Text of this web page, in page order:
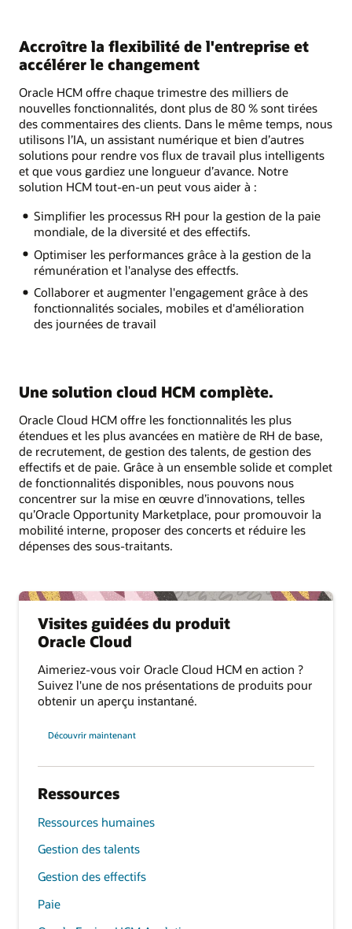
Accroître la flexibilité de l'entreprise et
accélérer le changement
Oracle HCM offre chaque trimestre des milliers de
nouvelles fonctionnalités, dont plus de 80 % sont tirées
des commentaires des clients. Dans le même temps, nous
utilisons l’IA, un assistant numérique et bien d’autres
solutions pour rendre vos flux de travail plus intelligents
et que vous gardiez une longueur d’avance. Notre
solution HCM tout-en-un peut vous aider à :
Simplifier les processus RH pour la gestion de la paie
mondiale, de la diversité et des effectifs.
Optimiser les performances grâce à la gestion de la
rémunération et l'analyse des effectfs.
Collaborer et augmenter l'engagement grâce à des
fonctionnalités sociales, mobiles et d'amélioration
des journées de travail
Une solution cloud HCM complète.
Oracle Cloud HCM offre les fonctionnalités les plus
étendues et les plus avancées en matière de RH de base,
de recrutement, de gestion des talents, de gestion des
effectifs et de paie. Grâce à un ensemble solide et complet
de fonctionnalités disponibles, nous pouvons nous
concentrer sur la mise en œuvre d’innovations, telles
qu’Oracle Opportunity Marketplace, pour promouvoir la
mobilité interne, proposer des concerts et réduire les
dépenses des sous-traitants.
Visites guidées du produit
Oracle Cloud
Aimeriez-vous voir Oracle Cloud HCM en action ?
Suivez l'une de nos présentations de produits pour
obtenir un aperçu instantané.
Découvrir maintenant
Ressources
Ressources humaines
Gestion des talents
Gestion des effectifs
Paie